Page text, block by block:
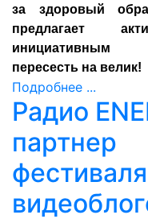
за здоровый
предлагает
инициативным
пересесть на велик!
Подробнее ...
Радио
партнер
фестиваля